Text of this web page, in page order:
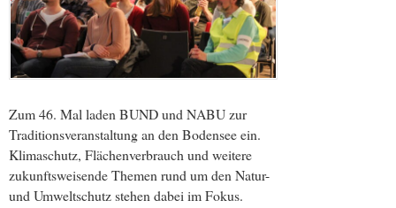
Zum 46. Mal laden BUND und NABU zur
Traditionsveranstaltung an den Bodensee ein.
Klimaschutz, Flächenverbrauch und weitere
zukunftsweisende Themen rund um den Natur-
und Umweltschutz stehen dabei im Fokus.